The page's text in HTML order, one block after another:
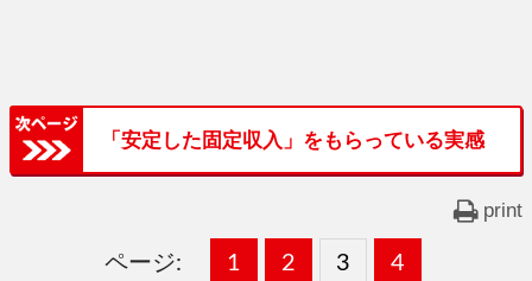
「安定した固定収入」をもらっている実感
print
ページ: 固
1 ,
固
2 ,
固
3 ,
固
4